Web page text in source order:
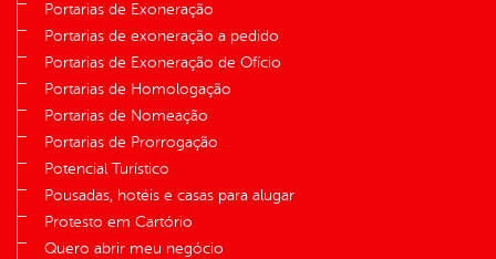
Portarias de Exoneração
Portarias de exoneração a pedido
Portarias de Exoneração de Ofício
Portarias de Homologação
Portarias de Nomeação
Portarias de Prorrogação
Potencial Turístico
Pousadas, hotéis e casas para alugar
Protesto em Cartório
Quero abrir meu negócio